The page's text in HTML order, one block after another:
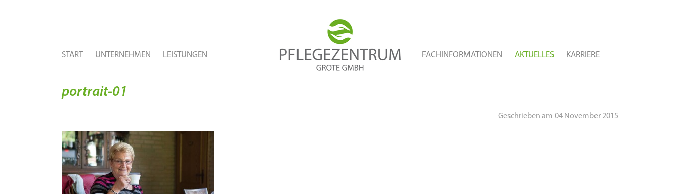
START UNTERNEHMEN LEISTUNGEN FACHINFORMATIONEN AKTUELLES KARRIERE
portrait-01
Geschrieben am 04 November 2015